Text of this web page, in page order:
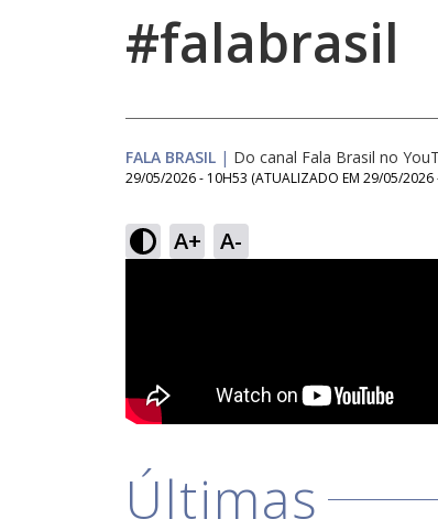
#falabrasil
FALA BRASIL | Do canal Fala Brasil no
29/05/2026 - 10H53 (ATUALIZADO EM 29/05/2026
A+ A-
Últimas